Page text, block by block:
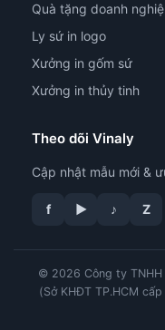
Quà tặng doanh
Ly sứ in logo
Xưởng in gốm sứ
Xưởng in thủy tinh
Theo dõi Vinaly
Cập nhật mẫu mới &
f ▶ ♪ Z
© 2026 Công ty TNHH
(Sở KHĐT TP.HCM